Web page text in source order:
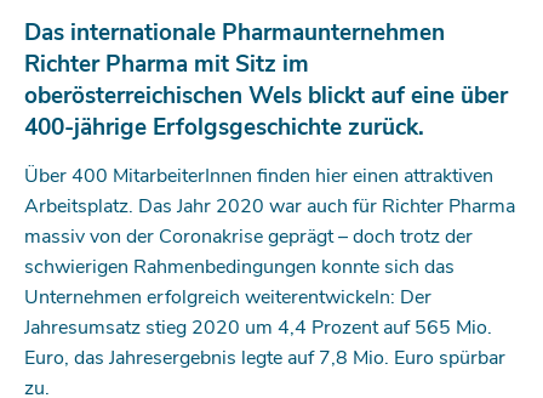
Das internationale Pharmaunternehmen
Richter Pharma mit Sitz im
oberösterreichischen Wels blickt auf eine über
400-jährige Erfolgsgeschichte zurück.
Über 400 MitarbeiterInnen finden hier einen attraktiven
Arbeitsplatz. Das Jahr 2020 war auch für Richter Pharma
massiv von der Coronakrise geprägt – doch trotz der
schwierigen Rahmenbedingungen konnte sich das
Unternehmen erfolgreich weiterentwickeln: Der
Jahresumsatz stieg 2020 um 4,4 Prozent auf 565 Mio.
Euro, das Jahresergebnis legte auf 7,8 Mio. Euro spürbar
zu.